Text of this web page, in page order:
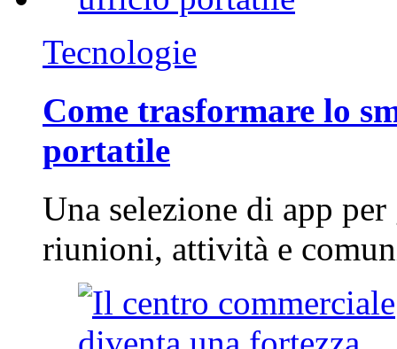
Tecnologie
Come trasformare lo
portatile
Una selezione di app
riunioni, attività e